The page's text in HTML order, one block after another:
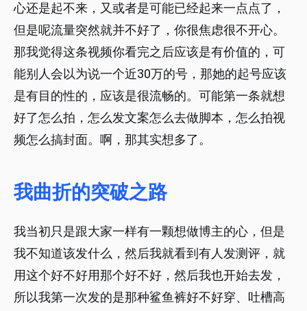
心还是起不来，又或者是可能已经起来一点点了，
但是呢流量突然就并不好了，你很焦虑很不开心。
那我觉得这条视频你看完之后应该是有价值的，可
能别人会以为说一个近30万的号，那她的起号应该
是有目的性的，应该是很流畅的。可能第一条就想
好了怎么拍，怎么发文案怎么去做脚本，怎么拍视
频怎么搞封面。啊，那其实想多了。
我曲折的突破之路
我当初只是跟大家一样有一颗想做博主的心，但是
我不知道该发什么，然后我就看到有人发测评，就
用这个好不好用那个好不好，然后我也开始去发，
所以我第一次发的是那种鲨鱼裤好不好穿、吐槽高